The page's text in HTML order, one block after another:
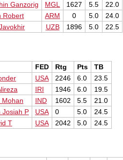
Ganzorig MGL 1627 5.5
22.0
Robert ARM 0 5.0
24.0
UZB 1896 5.0 22.5
FED Rtg Pts
TB
USA 2246 6.0
23.5
IRI 1946 6.0
19.5
Mohan IND 1602 5.5
21.0
Josiah P USA 0 5.0
24.5
T USA 2042 5.0 24.5